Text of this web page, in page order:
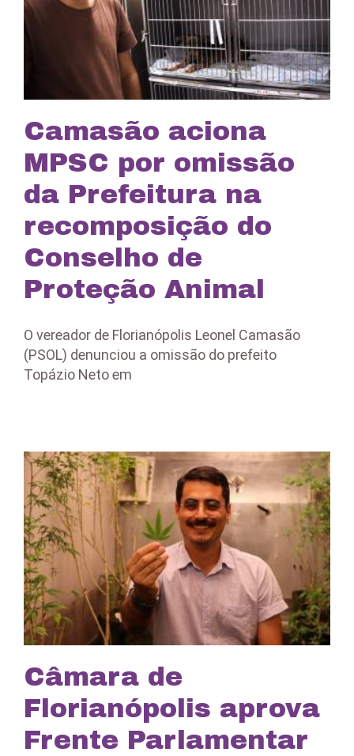
Camasão aciona
MPSC por omissão
da Prefeitura na
recomposição do
Conselho de
Proteção Animal
O vereador de Florianópolis Leonel Camasão
(PSOL) denunciou a omissão do prefeito
Topázio Neto em
Câmara de
Florianópolis aprova
Frente Parlamentar